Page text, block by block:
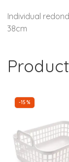
Individual
38cm
-15%